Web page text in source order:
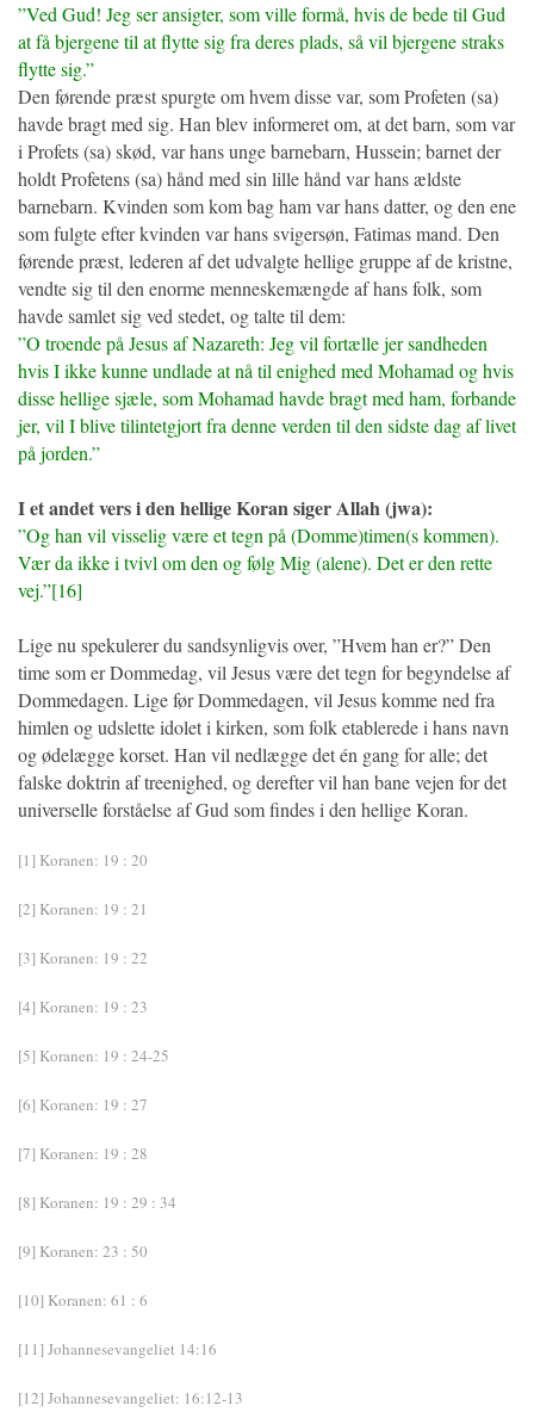
”Ved Gud! Jeg ser ansigter, som ville formå, hvis de bede til Gud
at få bjergene til at flytte sig fra deres plads, så vil bjergene straks
flytte sig.”
Den førende præst spurgte om hvem disse var, som Profeten (sa)
havde bragt med sig. Han blev informeret om, at det barn, som var
i Profets (sa) skød, var hans unge barnebarn, Hussein; barnet der
holdt Profetens (sa) hånd med sin lille hånd var hans ældste
barnebarn. Kvinden som kom bag ham var hans datter, og den ene
som fulgte efter kvinden var hans svigersøn, Fatimas mand. Den
førende præst, lederen af det udvalgte hellige gruppe af de kristne,
vendte sig til den enorme menneskemængde af hans folk, som
havde samlet sig ved stedet, og talte til dem:
”O troende på Jesus af Nazareth: Jeg vil fortælle jer sandheden
hvis I ikke kunne undlade at nå til enighed med Mohamad og hvis
disse hellige sjæle, som Mohamad havde bragt med ham, forbande
jer, vil I blive tilintetgjort fra denne verden til den sidste dag af livet
på jorden.”
I et andet vers i den hellige Koran siger Allah (jwa):
”Og han vil visselig være et tegn på (Domme)timen(s kommen).
Vær da ikke i tvivl om den og følg Mig (alene). Det er den rette
vej.”[16]
Lige nu spekulerer du sandsynligvis over, ”Hvem han er?” Den
time som er Dommedag, vil Jesus være det tegn for begyndelse af
Dommedagen. Lige før Dommedagen, vil Jesus komme ned fra
himlen og udslette idolet i kirken, som folk etablerede i hans navn
og ødelægge korset. Han vil nedlægge det én gang for alle; det
falske doktrin af treenighed, og derefter vil han bane vejen for det
universelle forståelse af Gud som findes i den hellige Koran.
[1] Koranen: 19 : 20
[2] Koranen: 19 : 21
[3] Koranen: 19 : 22
[4] Koranen: 19 : 23
[5] Koranen: 19 : 24-25
[6] Koranen: 19 : 27
[7] Koranen: 19 : 28
[8] Koranen: 19 : 29 : 34
[9] Koranen: 23 : 50
[10] Koranen: 61 : 6
[11] Johannesevangeliet 14:16
[12] Johannesevangeliet: 16:12-13